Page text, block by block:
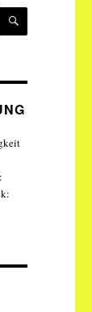
SUCHEN